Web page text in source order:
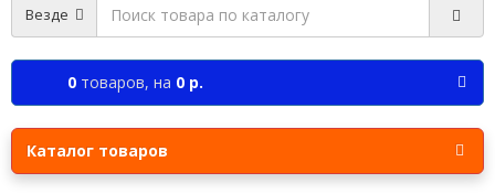
Везде
0 товаров, на 0 р.
Каталог товаров